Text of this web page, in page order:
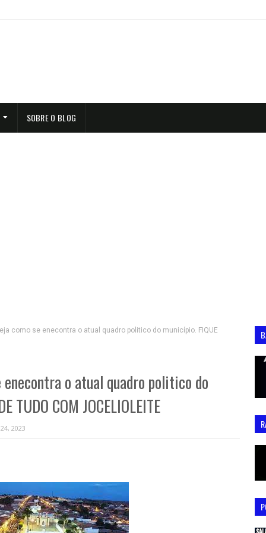
SOBRE O BLOG
como se enecontra o atual quadro politico do município. FIQUE
enecontra o atual quadro politico do
TUDO COM JOCELIOLEITE
2023